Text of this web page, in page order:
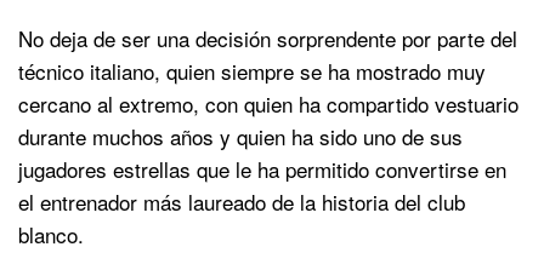
No deja de ser una decisión sorprendente por parte del
técnico italiano, quien siempre se ha mostrado muy
cercano al extremo, con quien ha compartido vestuario
durante muchos años y quien ha sido uno de sus
jugadores estrellas que le ha permitido convertirse en
el entrenador más laureado de la historia del club
blanco.